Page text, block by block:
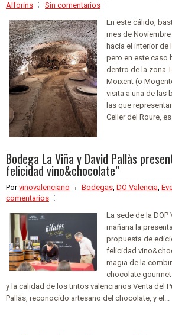
Alforins
Sin comentarios
En este cálido,
mes de
hacia el interior de
pero en este caso
dentro de la zona
Moixent (o
visita a una de las
las que
Celler del Roure,
Bodega La Viña y David Pallàs
felicidad vino&chocolate”
Porvinovalenciano Bodegas DO Valencia
comentarios
La sede de la
mañana la
propuesta de
felicidad
magia de la
chocolate
y la calidad de los tintos valencianos Venta del
Pallàs, reconocido artesano del chocolate, y el...